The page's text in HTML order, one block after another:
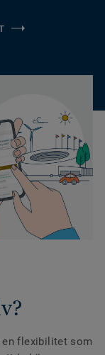
flexibilitet som